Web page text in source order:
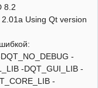
8.2
Using Qt version
-
-DQT_GUI_LIB -
-